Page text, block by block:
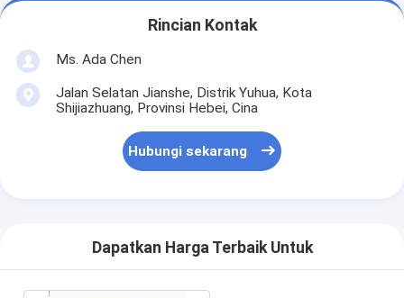
Rincian Kontak
Ms. Ada Chen
Jalan Selatan Jianshe, Distrik Yuhua, Kota
Shijiazhuang, Provinsi Hebei, Cina
Hubungi sekarang
Dapatkan Harga Terbaik Untuk